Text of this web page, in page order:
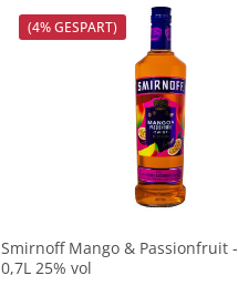
(4% GESPART)
Smirnoff Mango & Passionfruit -
0,7L 25% vol
In den Korb